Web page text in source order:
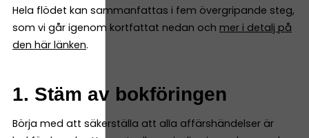
Hela flödet kan sammanfattas i fem övergripande steg,
som vi går igenom kortfattat nedan och mer i detalj på
den här länken.
1. Stäm av bokföringen
Börja med att säkerställa att alla affärshändelser är